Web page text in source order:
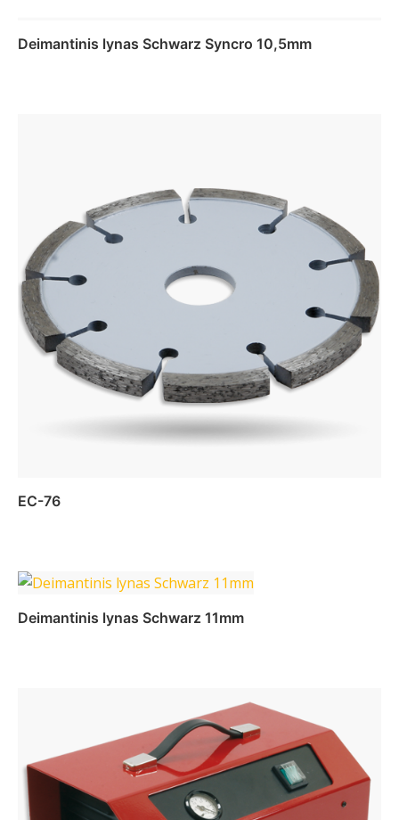
Deimantinis lynas Schwarz Syncro 10,5mm
EC-76
Daugiau
Deimantinis lynas Schwarz 11mm